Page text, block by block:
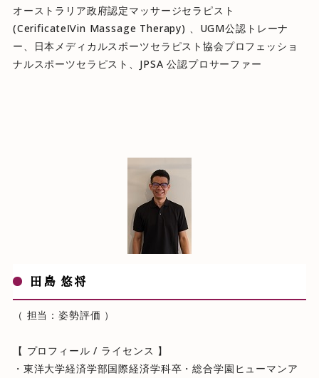
オーストラリア政府認定マッサージセラピスト
(CerificateⅣin Massage Therapy) 、UGM公認トレーナ
ー、日本メディカルスポーツセラピスト協会プロフェッショ
ナルスポーツセラピスト、JPSA 公認プロサーファー
田島 悠将
（ 担当：姿勢評価 ）
【 プロフィール / ライセンス 】
・東洋大学経済学部国際経済学科卒・総合学園ヒューマンア